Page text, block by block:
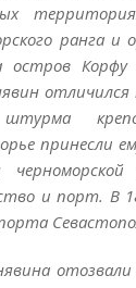
ранга
остров
штурма
принесли
и порт. В